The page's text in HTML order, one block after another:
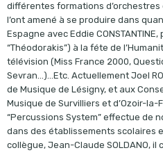
différentes formations
l’ont amené à se produire dans
Espagne avec Eddie
“Théodorakis”) à la féte de
télévision (Miss France 2000,
Sevran…)…Etc. Actuellement Joel
de Musique de Lésigny, et aux
Musique de Survilliers et d’Ozoir-
“Percussions System” effectue de
dans des établissements scolaires
collègue, Jean-Claude SOLDANO, il